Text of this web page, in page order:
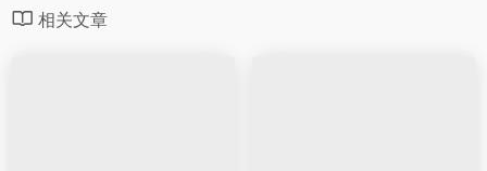
相关文章